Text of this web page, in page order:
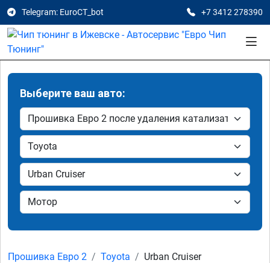
Telegram: EuroCT_bot +7 3412 278390
Выберите ваш авто:
Прошивка Евро 2 Toyota Urban Cruiser